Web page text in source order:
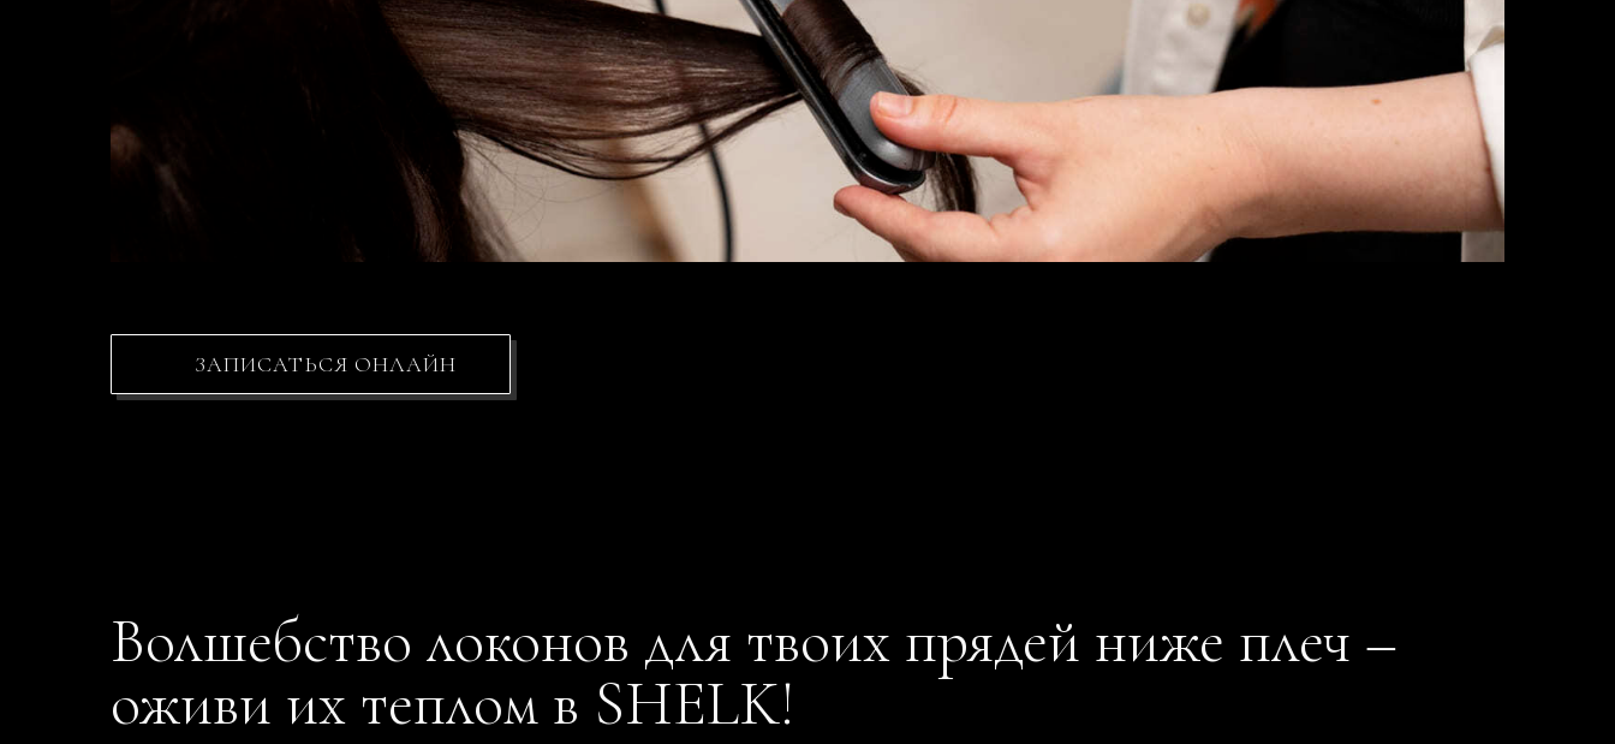
ЗАПИСАТЬСЯ ОНЛАЙН
Волшебство локонов для твоих прядей ниже плеч –
оживи их теплом в SHELK!